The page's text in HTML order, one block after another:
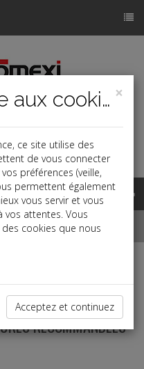
j
a
RECOMMANDÉES
×
Politique relative aux cookies
ce site utilise des
de vous connecter
préférences (veille,
permettent également
vous servir et vous
vos attentes. Vous
cookies que nous
Acceptez et continuez